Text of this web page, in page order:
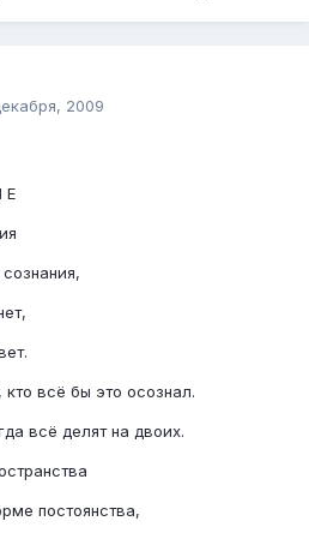
2009
Е
всё бы это осознал.
всё делят на двоих.
постоянства,